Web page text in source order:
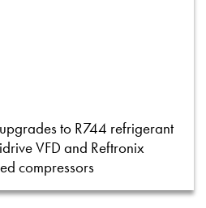
to R744 refrigerant
VFD and Reftronix
compressors